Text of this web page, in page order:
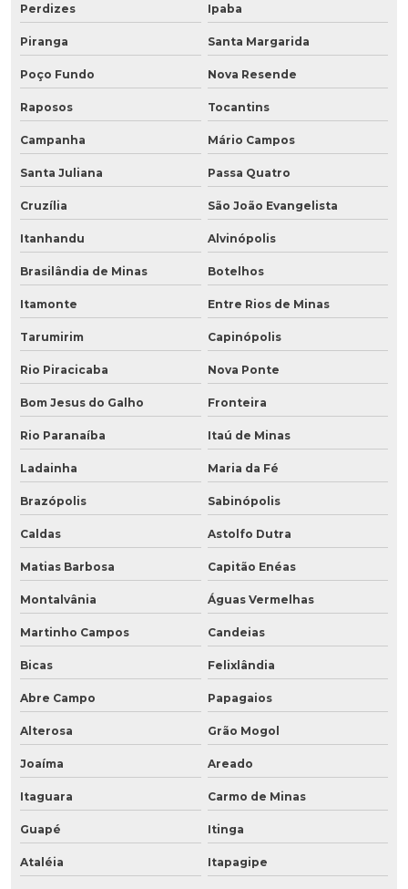
Perdizes Ipaba
Piranga Santa Margarida
Poço Fundo Nova Resende
Raposos Tocantins
Campanha Mário Campos
Santa Juliana Passa Quatro
Cruzília São João Evangelista
Itanhandu Alvinópolis
Brasilândia de Minas Botelhos
Itamonte Entre Rios de Minas
Tarumirim Capinópolis
Rio Piracicaba Nova Ponte
Bom Jesus do Galho Fronteira
Rio Paranaíba Itaú de Minas
Ladainha Maria da Fé
Brazópolis Sabinópolis
Caldas Astolfo Dutra
Matias Barbosa Capitão Enéas
Montalvânia Águas Vermelhas
Martinho Campos Candeias
Bicas Felixlândia
Abre Campo Papagaios
Alterosa Grão Mogol
Joaíma Areado
Itaguara Carmo de Minas
Guapé Itinga
Ataléia Itapagipe